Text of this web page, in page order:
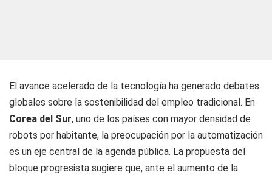
El avance acelerado de la tecnología ha generado debates
globales sobre la sostenibilidad del empleo tradicional. En
Corea del Sur, uno de los países con mayor densidad de
robots por habitante, la preocupación por la automatización
es un eje central de la agenda pública. La propuesta del
bloque progresista sugiere que, ante el aumento de la